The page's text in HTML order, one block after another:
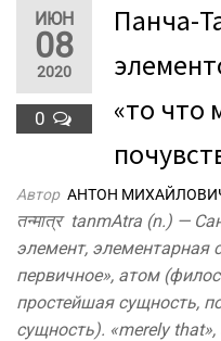
ИЮН
08
2020
0
Панча-
«то что
Автор АНТОН
तन्मात्र tanmAtra (n.) —
элемент, элементарная
первичное», атом
простейшая сущность,
сущность). «merely